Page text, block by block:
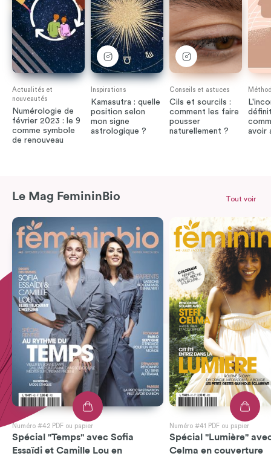
Actualités et
nouveautés
Numérologie de
février 2023 : le 9
comme symbole
de renouveau
Inspirations
Kamasutra : quelle
position selon
mon signe
astrologique ?
Conseils et astuces
Cils et sourcils :
comment les faire
pousser
naturellement ?
avoir
Le Mag FemininBio
Numéro #42 PDF ou papier
Spécial "Temps" avec Sofia
Essaïdi et Camille Lou en
Numéro #41 PDF ou papier
Spécial "Lumière"
Celma en couverture
Tout voir